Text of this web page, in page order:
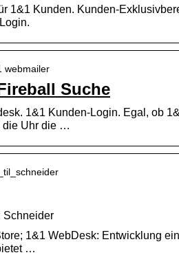
1&1 Kunden. Kunden-
webmailer
Suche
1&1 Kunden-Login. Egal, ob
die Uhr die …
Schneider
1&1 WebDesk: Entwicklung
…